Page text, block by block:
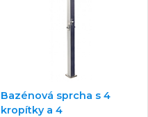
Bazénová sprcha s 4
kropítky a 4